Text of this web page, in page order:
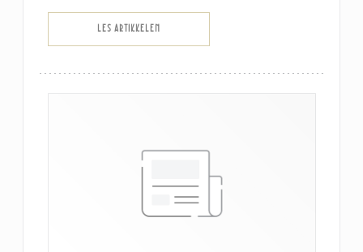
LES ARTIKKELEN